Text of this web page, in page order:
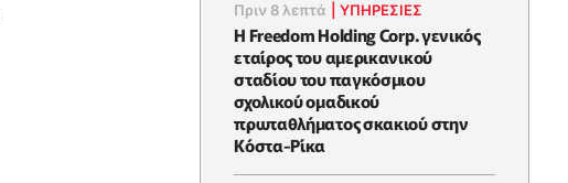
Πριν 8 λεπτά |ΥΠΗΡΕΣΙΕΣ
Η Freedom Holding Corp. γενικός
εταίρος του αμερικανικού
σταδίου του παγκόσμιου
σχολικού ομαδικού
πρωταθλήματος σκακιού στην
Κόστα-Ρίκα